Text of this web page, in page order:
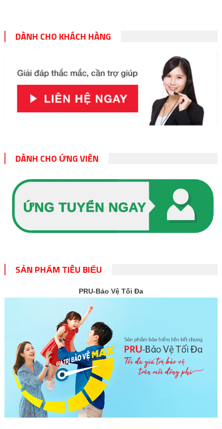
DÀNH CHO KHÁCH HÀNG
DÀNH CHO ỨNG VIÊN
SẢN PHẨM TIÊU BIỂU
PRU-Bảo Vệ Tối Đa